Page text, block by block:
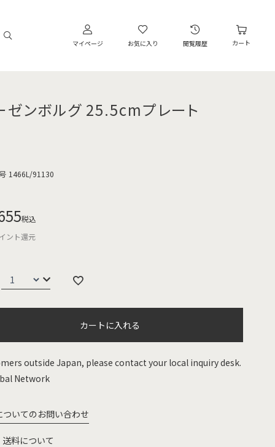
マイページ お気に入り 閲覧履歴 カート
ゼンボルグ 25.5cmプレート
1466L/91130
税込
ント還元
カートに入れる
outside Japan, please contact your local inquiry desk.
Network
ついてのお問い合わせ
料について